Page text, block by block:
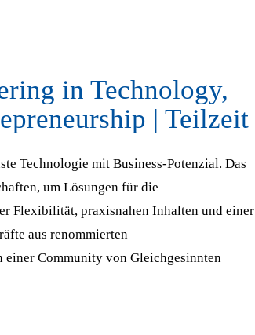
in Technology,
| Teilzeit
Technologie mit Business-Potenzial. Das
um Lösungen für die
Flexibilität, praxisnahen Inhalten und einer
aus renommierten
Community von Gleichgesinnten